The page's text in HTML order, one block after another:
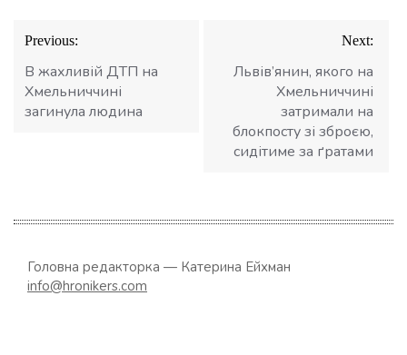
Навігація
записів
Previous:
В жахливій ДТП на
Хмельниччині
загинула людина
Next:
Львів’янин, якого на
Хмельниччині
затримали на
блокпосту зі зброєю,
сидітиме за ґратами
Головна редакторка — Катерина Ейхман
info@hronikers.com